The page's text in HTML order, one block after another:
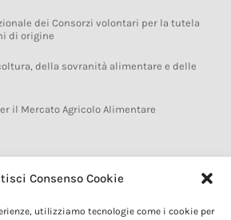
Consenso Cookie
utilizziamo tecnologie come i cookie per
dei Consorzi volontari per la tutela
di origine
della sovranità alimentare e delle
il Mercato Agricolo Alimentare